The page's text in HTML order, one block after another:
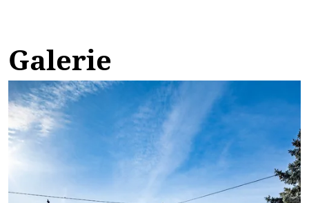
Galerie